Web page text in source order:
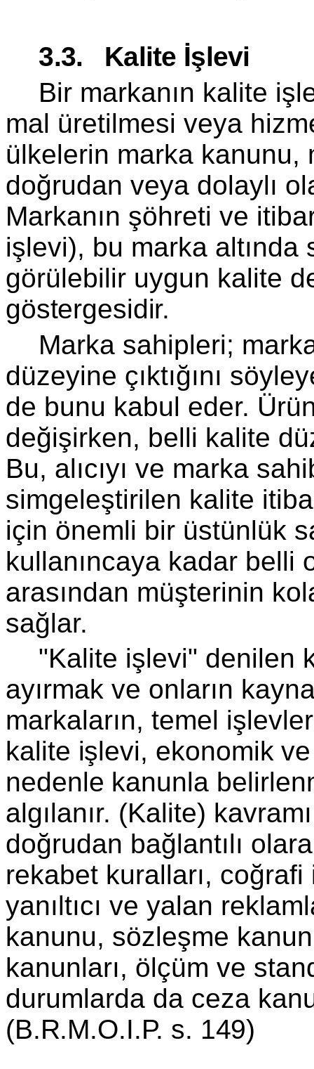
3.3. Kalite İşlevi
Bir markanın kalite
mal üretilmesi veya
ülkelerin marka kanunu,
doğrudan veya dolaylı
Markanın şöhreti ve
işlevi), bu marka altında
görülebilir uygun kalite
göstergesidir.
Marka sahipleri;
düzeyine çıktığını
de bunu kabul eder.
değişirken, belli kalite
Bu, alıcıyı ve marka
simgeleştirilen kalite
için önemli bir üstünlük
kullanıncaya kadar belli
arasından müşterinin
sağlar.
"Kalite işlevi" denilen
ayırmak ve onların
markaların, temel
kalite işlevi, ekonomik
nedenle kanunla
algılanır. (Kalite)
doğrudan bağlantılı
rekabet kuralları,
yanıltıcı ve yalan
kanunu, sözleşme
kanunları, ölçüm ve
durumlarda da ceza
(B.R.M.O.I.P. s. 149)